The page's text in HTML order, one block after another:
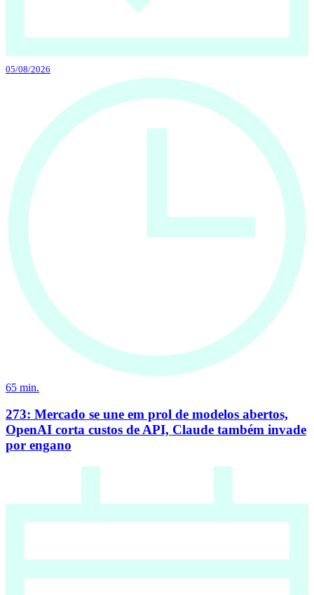
05/08/2026
65 min.
273: Mercado se une em prol de modelos abertos,
OpenAI corta custos de API, Claude também invade
por engano